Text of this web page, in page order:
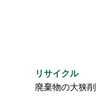
リサイクル
廃棄物の大狭